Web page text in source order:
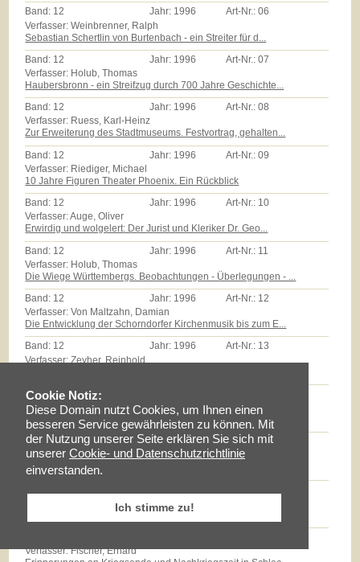
Cookie Notiz:
Diese Domain nutzt Cookies, um Ihnen einen
besseren Service gewährleisten zu können. Mit
der Nutzung unserer Seite erklären Sie sich mit
unserer Cookie- und Datenschutzrichtlinie
einverstanden.
Ich stimme zu!
Band: 12 Jahr: 1996 Art-Nr.:06
Verfasser: Weinbrenner, Ralph
Sebastian Schertlin von Burtenbach - ein Streiter für d...
Band: 12 Jahr: 1996 Art-Nr.:07
Verfasser: Holub, Thomas
Haubersbronn - ein Streifzug durch 700 Jahre Geschichte...
Band: 12 Jahr: 1996 Art-Nr.:08
Verfasser: Ruess, Karl-Heinz
Zur Erweiterung des Stadtmuseums. Festvortrag, gehalten...
Band: 12 Jahr: 1996 Art-Nr.:09
Verfasser: Riediger, Michael
10 Jahre Figuren Theater Phoenix. Ein Rückblick
Band: 12 Jahr: 1996 Art-Nr.: 10
Verfasser: Auge, Oliver
Erwirdig und wolgelert: Der Jurist und Kleriker Dr. Geo...
Band: 12 Jahr: 1996 Art-Nr.: 11
Verfasser: Holub, Thomas
Die Wiege Württembergs. Beobachtungen - Überlegungen - ...
Band: 12 Jahr: 1996 Art-Nr.: 12
Verfasser: Von Maltzahn, Damian
Die Entwicklung der Schorndorfer Kirchenmusik bis zum E...
Band: 12 Jahr: 1996 Art-Nr.: 13
Verfasser: Zeyher, Reinhold
Band:12
Verfasser: Zollmann, Günther
Massenarmut und landwirtschaftliche Reformen auf dem Sc...
Band:12 Jahr:1996 Art-Nr.:15
Verfasser: Milz, Thomas
Götz E.Hübner - ein experimenteller Geschichtspraktiker...
Verfasser: Braun, Lise
Verfasser: Fischer, Erhard